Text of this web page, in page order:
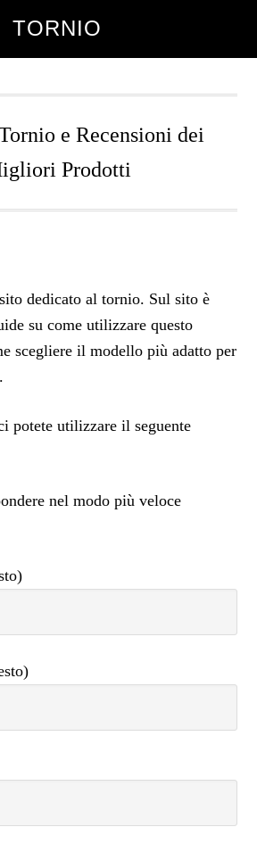
TORNIO
e Recensioni dei
Prodotti
dedicato al tornio. Sul sito è
su come utilizzare questo
scegliere il modello più adatto per
potete utilizzare il seguente
nel modo più veloce